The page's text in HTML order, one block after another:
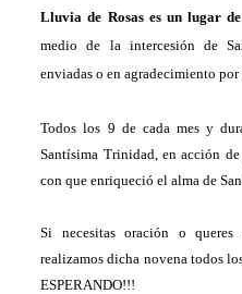
Lluvia de Rosas es un lugar
medio de la intercesión de
enviadas o en agradecimiento por
Todos los 9 de cada mes y
Santísima Trinidad, en acción
con que enriqueció el alma de
Si necesitas oración o
realizamos dicha novena todos
ESPERANDO!!!